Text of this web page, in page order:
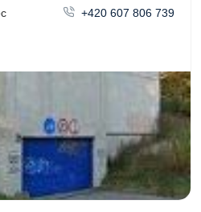
+420 607 806 739